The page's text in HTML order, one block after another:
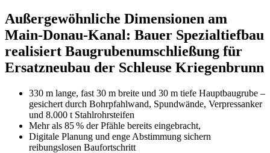
Außergewöhnliche Dimensionen am
Main-Donau-Kanal: Bauer Spezialtiefbau
realisiert Baugrubenumschließung für
Ersatzneubau der Schleuse Kriegenbrunn
330 m lange, fast 30 m breite und 30 m tiefe Hauptbaugrube –
gesichert durch Bohrpfahlwand, Spundwände, Verpressanker
und 8.000 t Stahlrohrsteifen
Mehr als 85 % der Pfähle bereits eingebracht,
Digitale Planung und enge Abstimmung sichern
reibungslosen Baufortschritt